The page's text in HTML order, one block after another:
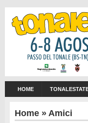
HOME
Home » Amici